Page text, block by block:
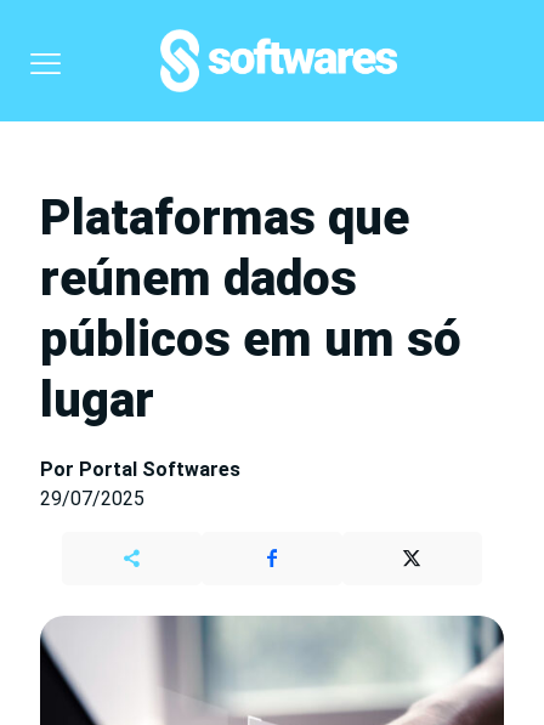
Plataformas que
reúnem dados
públicos em um só
lugar
Por Portal Softwares
29/07/2025